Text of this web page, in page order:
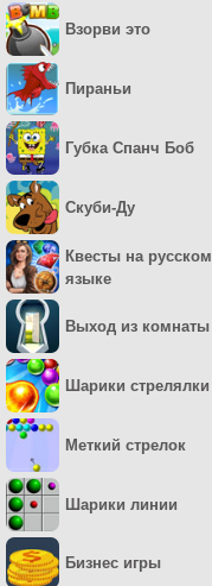
Взорви это
Пираньи
Губка Спанч Боб
Скуби-Ду
Квесты на русском
языке
Выход из комнаты
Шарики стрелялки
Меткий стрелок
Шарики линии
Бизнес игры